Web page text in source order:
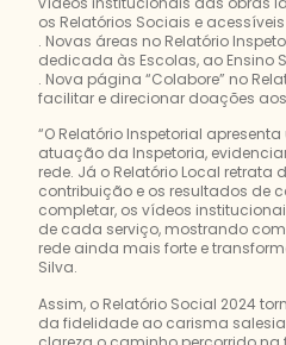
os Relatórios Sociais e
. Novas áreas no Relatório
dedicada às Escolas, ao Ensino
. Nova página “Colabore” no
facilitar e direcionar doações
“O Relatório Inspetorial
atuação da Inspetoria,
rede. Já o Relatório Local
contribuição e os resultados de
completar, os vídeos
de cada serviço, mostrando
rede ainda mais forte e
Silva.
Assim, o Relatório Social 2024
da fidelidade ao carisma